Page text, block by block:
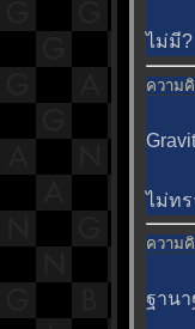
ขอ
ไม่มี?
ความ
ไม่ท
ความ
ฐานา